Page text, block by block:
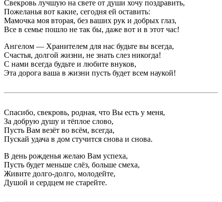
Свекровь лучшую на свете от души хочу поздравить,
Пожеланья вот какие, сегодня ей оставить:
Мамочка моя вторая, без ваших рук и добрых глаз,
Все в семье пошло не так бы, даже вот и в этот час!
Ангелом — Хранителем для нас будьте вы всегда,
Счастья, долгой жизни, не знать слез никогда!
С нами всегда будьте и любите внуков,
Эта дорога ваша в жизни пусть будет всем наукой!
Спасибо, свекровь, родная, что Вы есть у меня,
За добрую душу и тёплое слово,
Пусть Вам везёт во всём, всегда,
Пускай удача в дом стучится снова и снова.
В день рожденья желаю Вам успеха,
Пусть будет меньше слёз, больше смеха,
Живите долго-долго, молодейте,
Душой и сердцем не старейте.